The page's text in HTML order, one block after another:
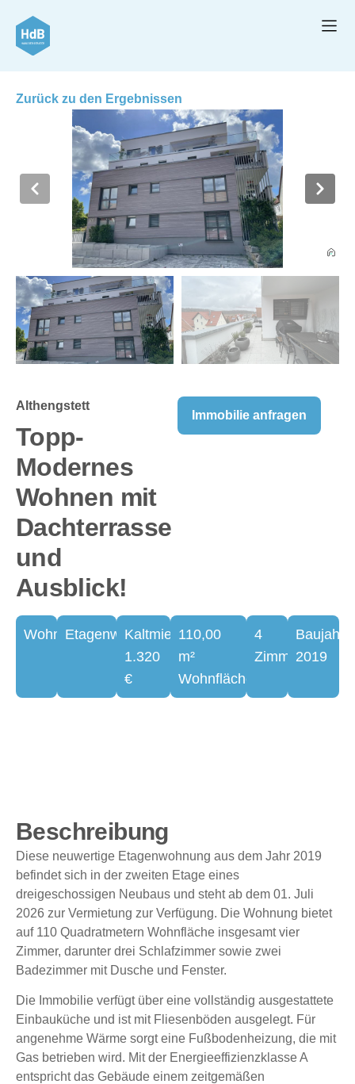
Zurück zu den Ergebnissen
Althengstett
Topp-
Modernes
Wohnen mit
Dachterrasse
und
Ausblick!
Immobilie anfragen
WohnungEtagenwohnung
Kaltmiete
1.320
€
110,00
m²
Wohnfläche
4
Zimmer
Baujahr
2019
Beschreibung
Diese neuwertige Etagenwohnung aus dem Jahr 2019
befindet sich in der zweiten Etage eines
dreigeschossigen Neubaus und steht ab dem 01. Juli
2026 zur Vermietung zur Verfügung. Die Wohnung bietet
auf 110 Quadratmetern Wohnfläche insgesamt vier
Zimmer, darunter drei Schlafzimmer sowie zwei
Badezimmer mit Dusche und Fenster.
Die Immobilie verfügt über eine vollständig ausgestattete
Einbauküche und ist mit Fliesenböden ausgelegt. Für
angenehme Wärme sorgt eine Fußbodenheizung, die mit
Gas betrieben wird. Mit der Energieeffizienzklasse A
entspricht das Gebäude einem zeitgemäßen